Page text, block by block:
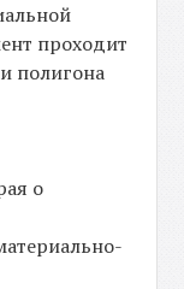
проходит
полигона
о